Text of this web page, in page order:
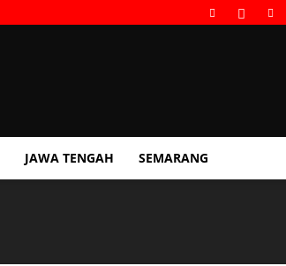
JAWA TENGAH SEMARANG